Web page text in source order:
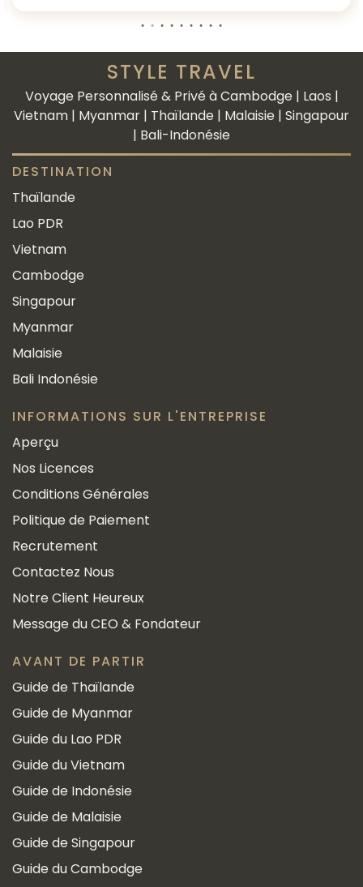
STYLE TRAVEL
Voyage Personnalisé & Privé à Cambodge | Laos |
Vietnam | Myanmar | Thaïlande | Malaisie | Singapour
| Bali-Indonésie
DESTINATION
Thaïlande
Lao PDR
Vietnam
Cambodge
Singapour
Myanmar
Malaisie
Bali Indonésie
INFORMATIONS SUR L'ENTREPRISE
Aperçu
Nos Licences
Conditions Générales
Politique de Paiement
Recrutement
Contactez Nous
Notre Client Heureux
Message du CEO & Fondateur
AVANT DE PARTIR
Guide de Thaïlande
Guide de Myanmar
Guide du Lao PDR
Guide du Vietnam
Guide de Indonésie
Guide de Malaisie
Guide de Singapour
Guide du Cambodge